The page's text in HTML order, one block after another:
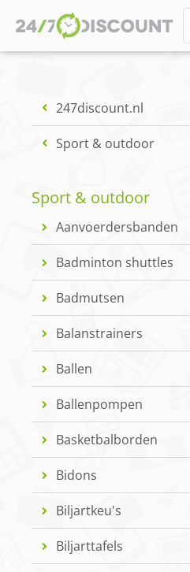
247discount.nl
Sport & outdoor
Sport & outdoor
Aanvoerdersbanden
Badminton shuttles
Badmutsen
Balanstrainers
Ballen
Ballenpompen
Basketbalborden
Bidons
Biljartkeu's
Biljarttafels